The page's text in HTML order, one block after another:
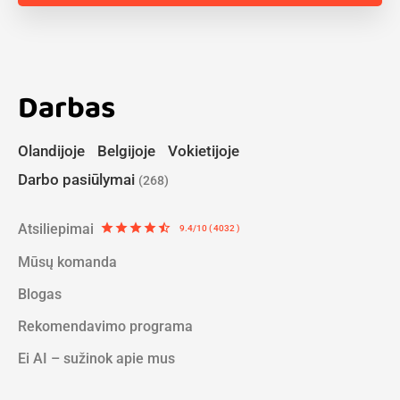
Darbas
Olandijoje Belgijoje
Vokietijoje
Darbo pasiūlymai (268)
Atsiliepimai starstarstarstarstar_half 9.4/10 ( 4032 )
Mūsų komanda
Blogas
Rekomendavimo programa
Ei AI – sužinok apie mus